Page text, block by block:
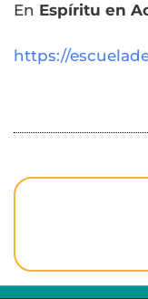
En Espíritu en
https://